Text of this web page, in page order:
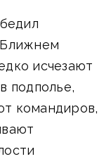
Ближнем
исчезают
подполье,
командиров,